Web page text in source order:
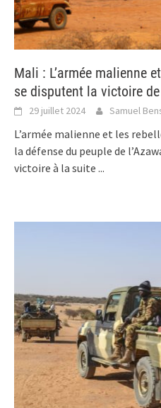
Mali : L’armée malienne
se disputent la victoire
29 juillet 2024 Samuel
L’armée malienne et les
la défense du peuple de
victoire à la suite ...